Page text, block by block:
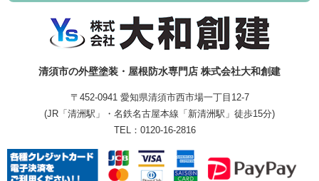
清須市の外壁塗装・屋根防水専門店 株式会社大和創建
〒452-0941 愛知県清須市西市場一丁目12-7
(JR「清洲駅」・名鉄名古屋本線「新清洲駅」徒歩15分)
TEL： 0120-16-2816